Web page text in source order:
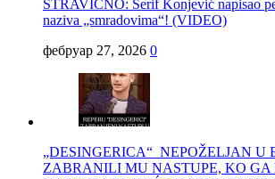
STRAVIČNO: Šerif Konjević napisao
naziva „smradovima“! (VIDEO)
фебруар 27, 2026 0
„DESINGERICA“ NEPOŽELJAN U
ZABRANILI MU NASTUPE, KO GA